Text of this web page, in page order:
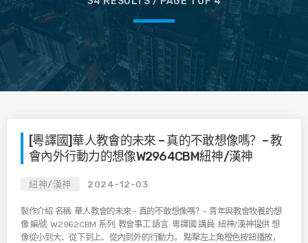
[粵譯國]華人教會的未來 – 真的不敢想像嗎？– 教
會內外行動力的想像W2964CBM紐神/漢神
紐神/漢神 2024-12-03
製作介紹 名稱: 華人教會的未來 – 真的不敢想像嗎？– 青年與教會牧養的想
像 編號: W2962CBM 系列: 教會事工 語言: 粵譯國 講員: 紐神/漢神提供 想
像從小到大、從下到上、從內到外的行動力。 點擊左上角橙色按鈕播放，